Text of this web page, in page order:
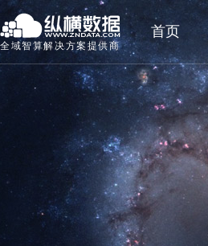
全域智算解决方案提供商
首页